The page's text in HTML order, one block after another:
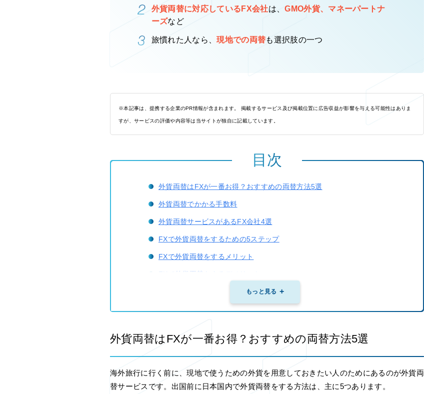
外貨両替に対応しているFX会社は、GMO外貨、マネーパートナ
ーズなど
旅慣れた人なら、現地での両替も選択肢の一つ
※本記事は、提携する企業のPR情報が含まれます。 掲載するサービス及び掲載位置に広告収益が影響を与える可能性はありま
すが、サービスの評価や内容等は当サイトが独自に記載しています。
目次
外貨両替はFXが一番お得？おすすめの両替方法5選
外貨両替でかかる手数料
外貨両替サービスがあるFX会社4選
FXで外貨両替をするための5ステップ
FXで外貨両替をするメリット
FXで外貨両替をするデメリット
FX以外の方法でお得に外貨両替をしたい場合
外貨両替をきっかけにFXの世界も見てみよう
もっと見る
外貨両替はFXが一番お得？おすすめの両替方法5選
海外旅行に行く前に、現地で使うための外貨を用意しておきたい人のためにあるのが外貨両
替サービスです。出国前に日本国内で外貨両替をする方法は、主に5つあります。